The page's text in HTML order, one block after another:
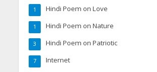
Hindi Poem on Love
1
Hindi Poem on Nature
1
Hindi Poem on Patriotic
3
Internet
7